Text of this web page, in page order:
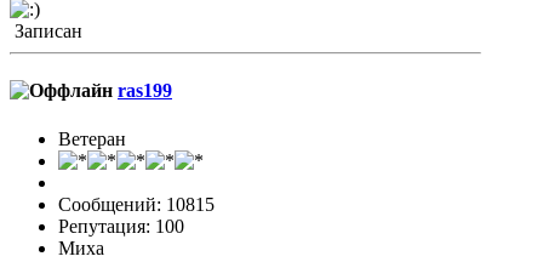
Записан
ras199
Ветеран
Сообщений: 10815
Репутация: 100
Миха